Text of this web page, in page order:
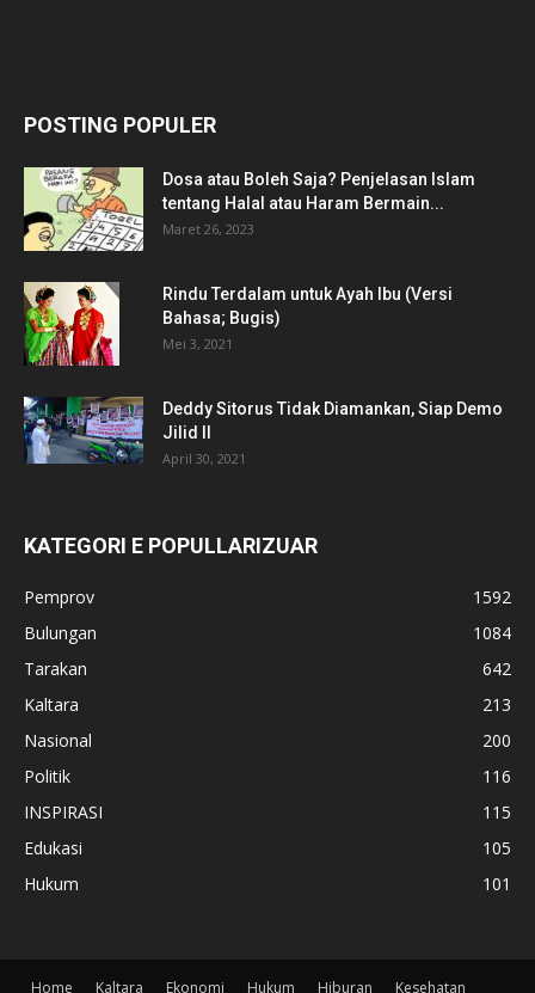
POSTING POPULER
Dosa atau Boleh Saja? Penjelasan Islam
tentang Halal atau Haram Bermain...
Maret 26, 2023
Rindu Terdalam untuk Ayah Ibu (Versi
Bahasa; Bugis)
Mei 3, 2021
Deddy Sitorus Tidak Diamankan, Siap Demo
Jilid II
April 30, 2021
KATEGORI E POPULLARIZUAR
Pemprov
1592
Bulungan
1084
Tarakan
642
Kaltara
213
Nasional
200
Politik
116
INSPIRASI
115
Edukasi
105
Hukum
101
Home Kaltara Ekonomi Hukum Hiburan Kesehatan